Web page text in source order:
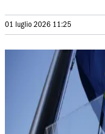
01 luglio 2026 11:25